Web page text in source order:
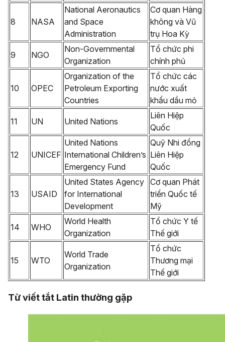
8 NASA
National Aeronautics
and Space
Administration
Cơ quan Hàng
không và Vũ
trụ Hoa Kỳ
9 NGO
Non-Governmental
Organization
Tổ chức phi
chính phủ
10 OPEC
Organization of the
Petroleum Exporting
Countries
Tổ chức các
nước xuất
khẩu dầu mỏ
11 UN United Nations
Liên Hiệp
Quốc
12 UNICEF
United Nations
International Children’s
Emergency Fund
Quỹ Nhi đồng
Liên Hiệp
Quốc
13 USAID
United States Agency
for International
Development
Cơ quan Phát
triển Quốc tế
Mỹ
14 WHO
World Health
Organization
Tổ chức Y tế
Thế giới
15 WTO
World Trade
Organization
Tổ chức
Thương mại
Thế giới
Từ viết tắt Latin thường gặp